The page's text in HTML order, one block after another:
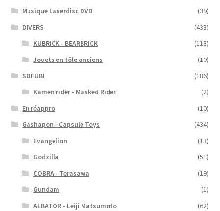
Musique Laserdisc DVD
(39)
DIVERS
(433)
KUBRICK - BEARBRICK
(118)
Jouets en tôle anciens
(10)
SOFUBI
(186)
Kamen rider - Masked Rider
(2)
En réappro
(10)
Gashapon - Capsule Toys
(434)
Evangelion
(13)
Godzilla
(51)
COBRA - Terasawa
(19)
Gundam
(1)
ALBATOR - Leiji Matsumoto
(62)